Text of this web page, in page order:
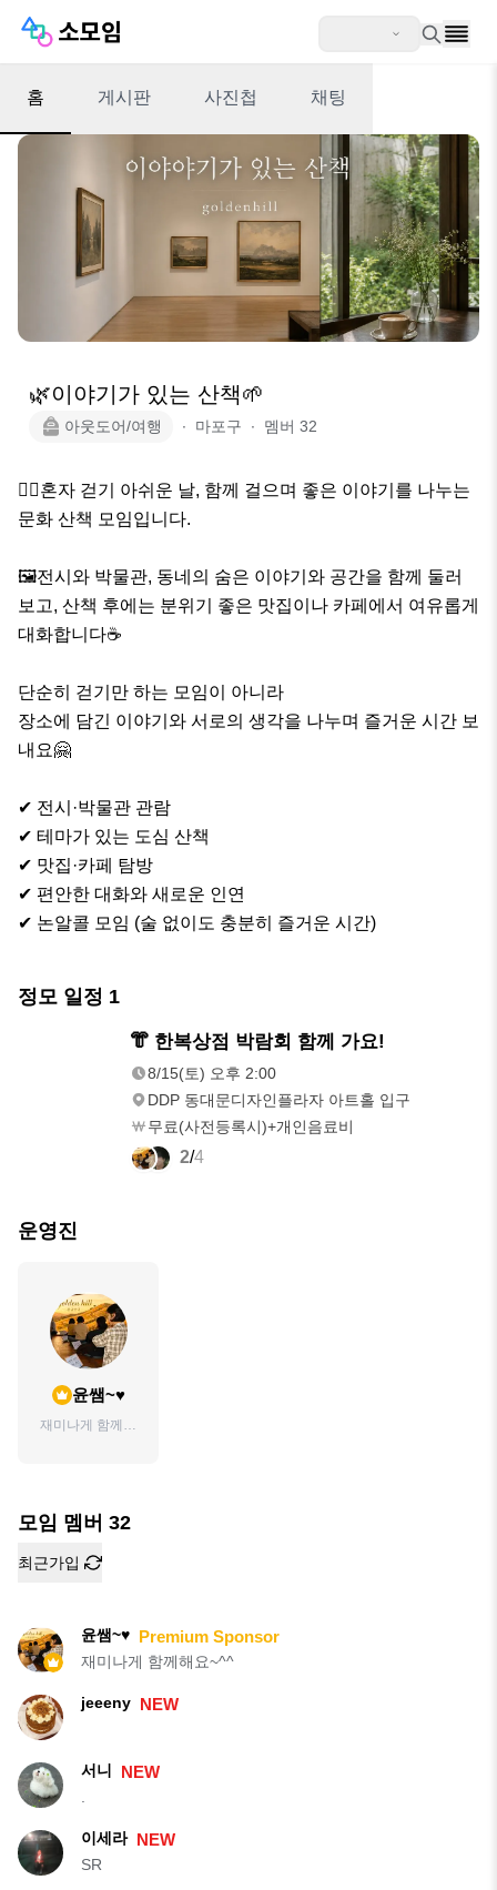
홈 게시판 사진첩 채팅
🌿이야기가 있는 산책🌱
아웃도어/여행 ∙ 마포구 ∙ 멤버 32
🚶‍♀️혼자 걷기 아쉬운 날, 함께 걸으며 좋은 이야기를 나누는
문화 산책 모임입니다.
🖼전시와 박물관, 동네의 숨은 이야기와 공간을 함께 둘러
보고, 산책 후에는 분위기 좋은 맛집이나 카페에서 여유롭게
대화합니다☕️
단순히 걷기만 하는 모임이 아니라
장소에 담긴 이야기와 서로의 생각을 나누며 즐거운 시간 보
내요🤗
✔ 전시·박물관 관람
✔ 테마가 있는 도심 산책
✔ 맛집·카페 탐방
✔ 편안한 대화와 새로운 인연
✔ 논알콜 모임 (술 없이도 충분히 즐거운 시간)
정모 일정 1
👘 한복상점 박람회 함께 가요!
8/15(토) 오후 2:00
DDP 동대문디자인플라자 아트홀 입구
무료(사전등록시)+개인음료비
2/4
운영진
윤쌤~♥
재미나게 함께해
모임 멤버 32
최근가입
윤쌤~♥ Premium Sponsor
재미나게 함께해요~^^
jeeeny NEW
서니 NEW
이세라 NEW
SR